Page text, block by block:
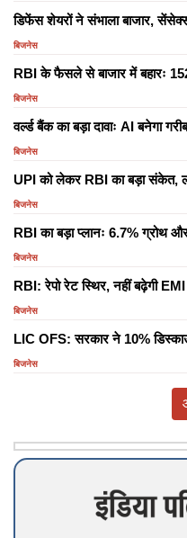
डिफेंस शेयरों ने संभाला बाजार,
बिजनेस
RBI के फैसले से बाजार में बहारः
बिजनेस
वर्ल्ड बैंक का बड़ा दावाः AI बनेगा
बिजनेस
UPI को लेकर RBI का बड़ा संकेत,
बिजनेस
RBI का बड़ा प्लानः 6.7% ग्रोथ और
बिजनेस
RBI: रेपो रेट स्थिर, नहीं बढ़ेगी EMI
बिजनेस
LIC OFS: सरकार ने 10%
बिजनेस